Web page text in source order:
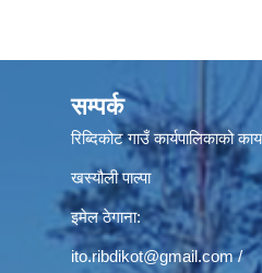
सम्पर्क
रिब्दिकोट गाउँ कार्यपालिकाको
खस्यौली पाल्पा
इमेल ठेगाना:
ito.ribdikot@gmail.com/